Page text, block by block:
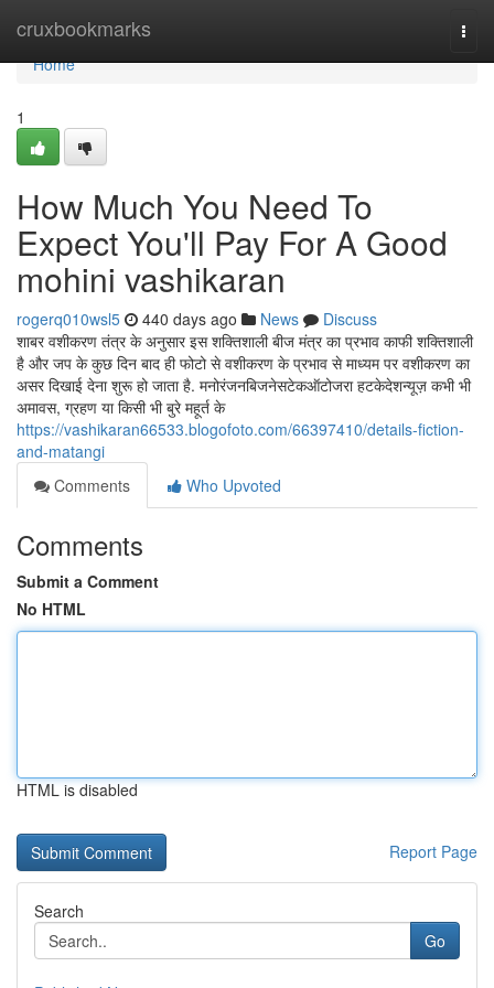
cruxbookmarks
Home
Home
1
How Much You Need To
Expect You'll Pay For A Good
mohini vashikaran
rogerq010wsl5 440 days ago News
Discuss
शाबर वशीकरण तंत्र के अनुसार इस शक्तिशाली बीज मंत्र का प्रभाव काफी शक्तिशाली
है और जप के कुछ दिन बाद ही फोटो से वशीकरण के प्रभाव से माध्यम पर वशीकरण का
असर दिखाई देना शुरू हो जाता है. मनोरंजनबिजनेसटेकऑटोजरा हटकेदेशन्यूज़ कभी भी
अमावस, ग्रहण या किसी भी बुरे महूर्त के
https://vashikaran66533.blogofoto.com/66397410/details-fiction-
and-matangi
Comments
Who Upvoted
Comments
Submit a Comment
No HTML
HTML is disabled
Report Page
Search
Go